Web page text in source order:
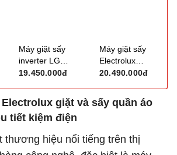
Máy giặt sấy
inverter LG
F2515RNTG
19.450.000đ
Máy giặt sấy
Electrolux
UltimateCare
(giặt 13kg, sấy
20.490.000đ
giặt và sấy quần áo
tiết kiệm điện
thương hiệu nổi tiếng trên thị